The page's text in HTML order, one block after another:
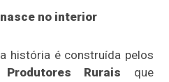
no interior
história é construída pelos
Rurais que